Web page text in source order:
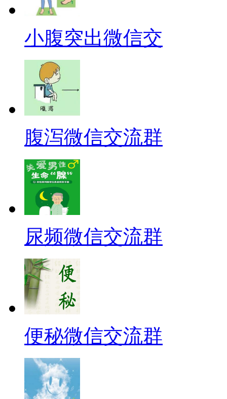
小腹突出微信交
腹泻微信交流群
尿频微信交流群
便秘微信交流群